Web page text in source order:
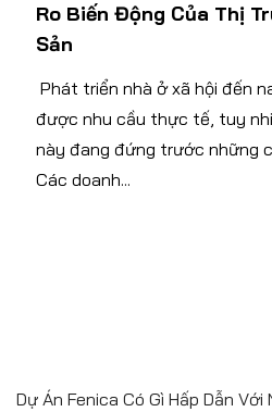
Ro Biến Động Của Thị
Sản
Phát triển nhà ở xã hội đến
được nhu cầu thực tế, tuy
này đang đứng trước những
Các doanh...
Dự Án Fenica Có Gì Hấp Dẫn Với